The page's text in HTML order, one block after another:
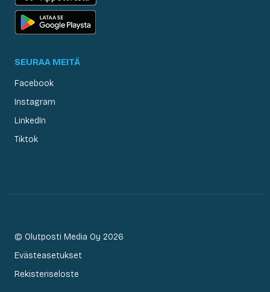
SEURAA MEITÄ
Facebook
Instagram
LinkedIn
Tiktok
© Olutposti Media Oy 2026
Evästeasetukset
Rekisteriseloste